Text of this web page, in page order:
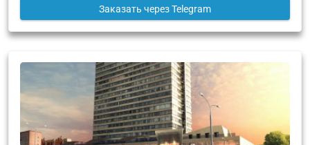
Заказать через Telegram